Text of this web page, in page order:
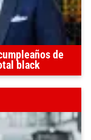
de
black